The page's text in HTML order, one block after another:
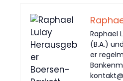
Raphael
(B.A.)
er